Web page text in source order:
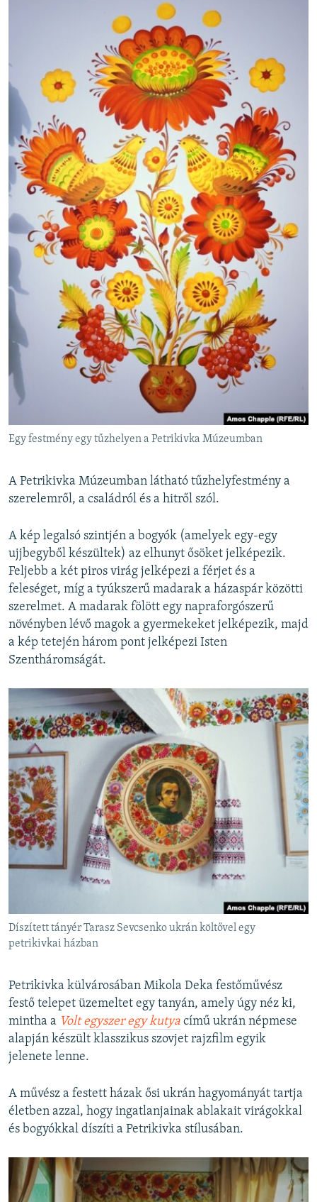
Egy festmény egy tűzhelyen a Petrikivka Múzeumban
A Petrikivka Múzeumban látható tűzhelyfestmény a
szerelemről, a családról és a hitről szól.
A kép legalsó szintjén a bogyók (amelyek egy-egy
ujjbegyből készültek) az elhunyt ősöket jelképezik.
Feljebb a két piros virág jelképezi a férjet és a
feleséget, míg a tyúkszerű madarak a házaspár közötti
szerelmet. A madarak fölött egy napraforgószerű
növényben lévő magok a gyermekeket jelképezik, majd
a kép tetején három pont jelképezi Isten
Szentháromságát.
Díszített tányér Tarasz Sevcsenko ukrán költővel egy
petrikivkai házban
Petrikivka külvárosában Mikola Deka festőművész
festő telepet üzemeltet egy tanyán, amely úgy néz ki,
mintha a Volt egyszer egy kutya című ukrán népmese
alapján készült klasszikus szovjet rajzfilm egyik
jelenete lenne.
A művész a festett házak ősi ukrán hagyományát tartja
életben azzal, hogy ingatlanjainak ablakait virágokkal
és bogyókkal díszíti a Petrikivka stílusában.